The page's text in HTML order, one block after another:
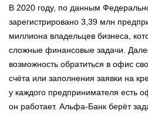
В 2020 году, по данным
зарегистрировано 3,39 млн
миллиона владельцев бизнеса,
сложные финансовые задачи.
возможность обратиться в офис
счёта или заполнения заявки на
у каждого предпринимателя есть
он работает. Альфа-Банк берёт